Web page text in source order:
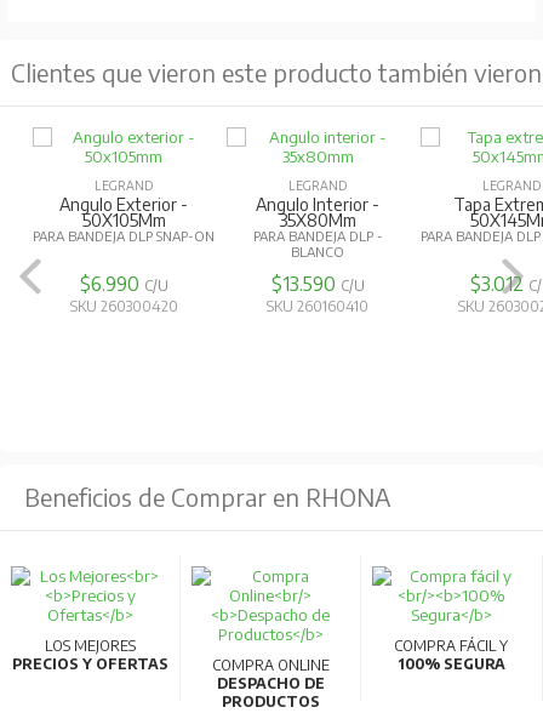
Clientes que vieron este producto también vieron
LEGRAND
Angulo Exterior -
50X105Mm
PARA BANDEJA DLP SNAP-ON
$6.990 C/U
SKU 260300420
LEGRAND
Angulo Interior -
35X80Mm
PARA BANDEJA DLP -
BLANCO
$13.590 C/U
SKU 260160410
LEGRAND
Tapa
PARA BANDEJA
$3.012
SKU
Beneficios de Comprar en RHONA
LOS MEJORES
PRECIOS Y OFERTAS
COMPRA ONLINE
DESPACHO DE
PRODUCTOS
COMPRA FÁCIL Y
100% SEGURA